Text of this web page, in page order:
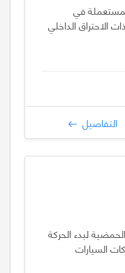
في
الاحتراق الداخلي
التفاصيل
لبدء الحركة
السيارات